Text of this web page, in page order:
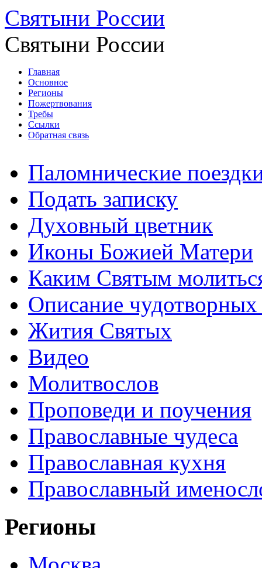
Святыни России
Святыни России
Главная
Основное
Регионы
Пожертвования
Требы
Ссылки
Обратная связь
Паломнические
Подать записку
Духовный цветник
Иконы Божией Матери
Каким Святым
Описание
Жития Святых
Видео
Молитвослов
Проповеди и поучения
Православные чудеса
Православная кухня
Православный
Регионы